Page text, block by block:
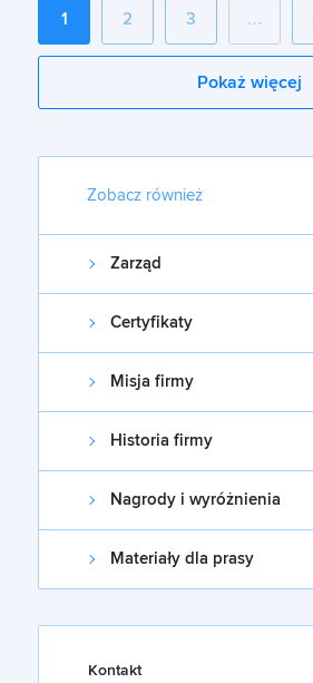
1 2 3 …
Pokaż więcej
Zobacz również
Zarząd
Certyfikaty
Misja firmy
Historia firmy
Nagrody i wyróżnienia
Materiały dla prasy
Kontakt